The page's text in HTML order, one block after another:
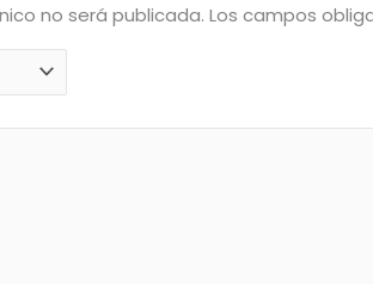
no será publicada. Los campos